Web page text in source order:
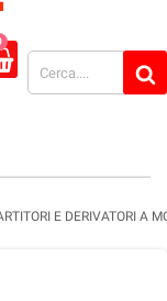
E DERIVATORI A